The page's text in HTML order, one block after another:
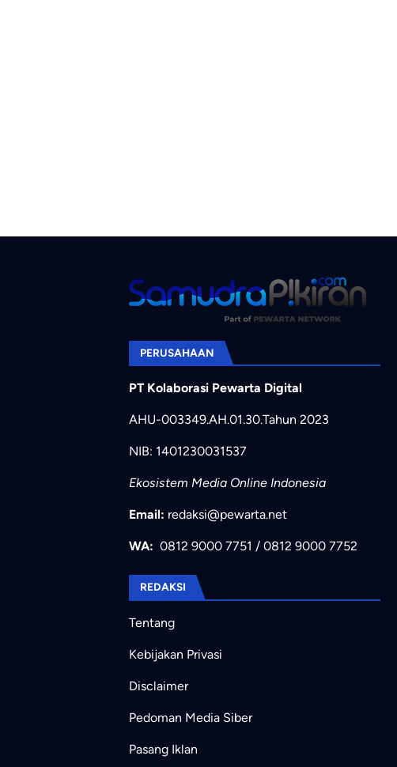
PERUSAHAAN
PT Kolaborasi Pewarta Digital
AHU-003349.AH.01.30.Tahun 2023
NIB: 1401230031537
Ekosistem Media Online Indonesia
Email: redaksi@pewarta.net
WA: 0812 9000 7751 / 0812 9000 7752
REDAKSI
Tentang
Kebijakan Privasi
Disclaimer
Pedoman Media Siber
Pasang Iklan